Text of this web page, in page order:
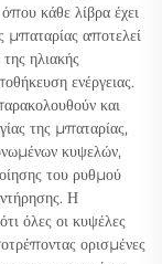
κάθε λίβρα έχει
μπαταρίας αποτελεί
ηλιακής
ενέργειας.
και
της μπαταρίας,
κυψελών,
του ρυθμού
Η
όλες οι κυψέλες
ορισμένες